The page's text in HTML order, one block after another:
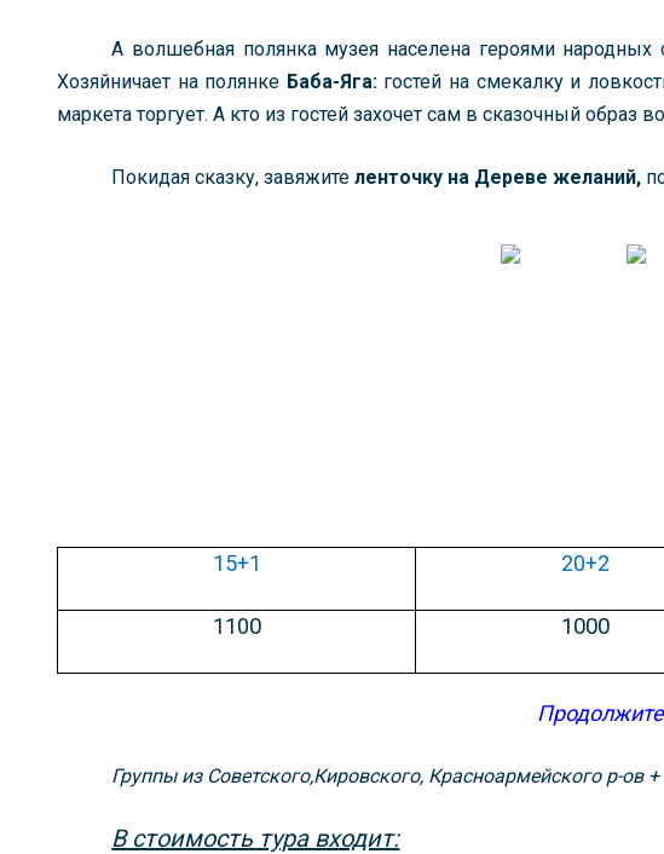
А волшебная полянка музея населена героями
Хозяйничает на полянке Баба-Яга:гостей на смекалку и
маркета торгует. А кто из гостей захочет сам в сказочный образ
Покидая сказку, завяжителенточку на Дереве желаний,
15+1 20+2
1100 1000
Группы из Советского,Кировского, Красноармейского р-ов
В стоимость тура входит: